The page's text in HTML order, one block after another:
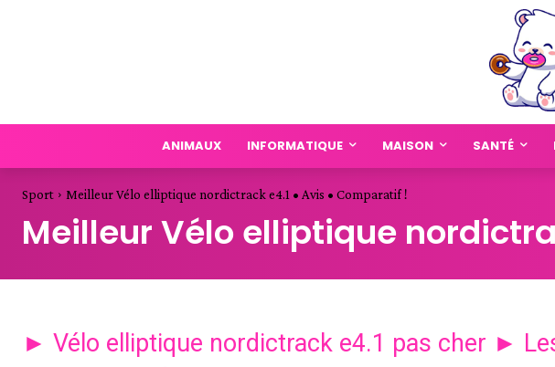
ANIMAUX INFORMATIQUE MAISON SANTÉ
Sport Meilleur Vélo elliptique nordictrack e4.1 • Avis • Comparatif !
Meilleur Vélo elliptique
► Vélo elliptique nordictrack e4.1 pas cher ►